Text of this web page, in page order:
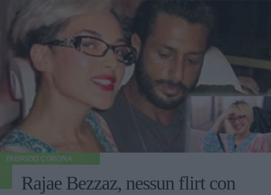
FABRIZIO CORONA
Rajae Bezzaz, nessun flirt con